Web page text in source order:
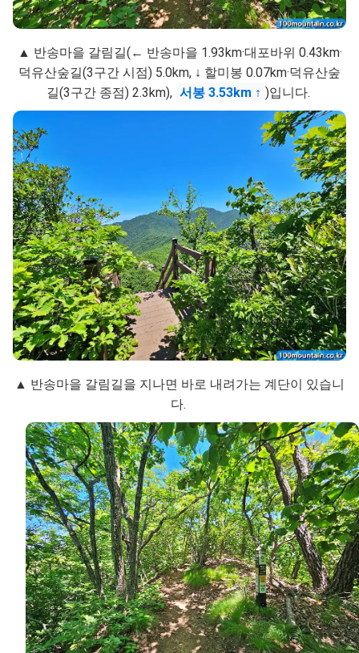
▲ 반송마을 갈림길(← 반송마을 1.93km·대포바위 0.43km·
덕유산숲길(3구간 시점) 5.0km, ↓ 할미봉 0.07km·덕유산숲
길(3구간 종점) 2.3km), 서봉 3.53km ↑ )입니다.
▲ 반송마을 갈림길을 지나면 바로 내려가는 계단이 있습니
다.